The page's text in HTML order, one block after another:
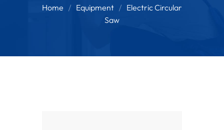
Home Equipment
Electric Circular
Saw